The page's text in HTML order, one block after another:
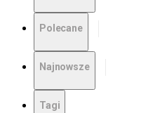
Polecane
Najnowsze
Tagi